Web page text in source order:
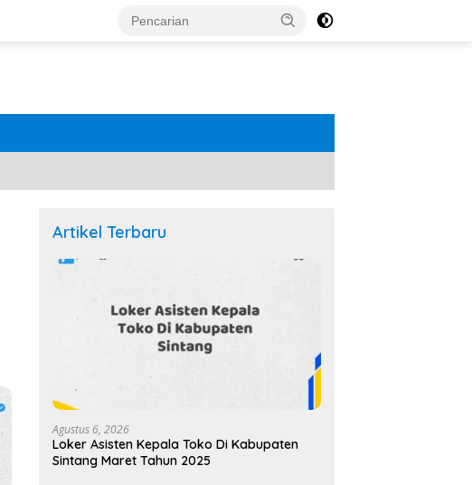
Artikel Terbaru
Agustus 6, 2026
Loker Asisten Kepala Toko Di Kabupaten
Sintang Maret Tahun 2025